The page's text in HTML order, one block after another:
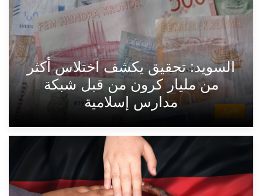
الأخبار
السويد: تحقيق يكشف اختلاس أكثر
من مليار كرون من قبل شبكة
مدارس إسلامية